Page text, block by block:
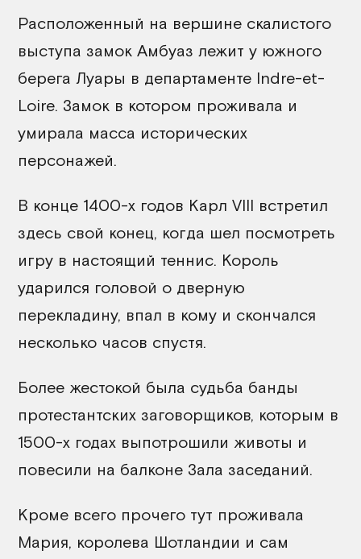
Расположенный на вершине скалистого
выступа замок Амбуаз лежит у южного
берега Луары в департаменте Indre-et-
Loire. Замок в котором проживала и
умирала масса исторических
персонажей.
В конце 1400-х годов Карл VIII встретил
здесь свой конец, когда шел посмотреть
игру в настоящий теннис. Король
ударился головой о дверную
перекладину, впал в кому и скончался
несколько часов спустя.
Более жестокой была судьба банды
протестантских заговорщиков, которым в
1500-х годах выпотрошили животы и
повесили на балконе Зала заседаний.
Кроме всего прочего тут проживала
Мария, королева Шотландии и сам